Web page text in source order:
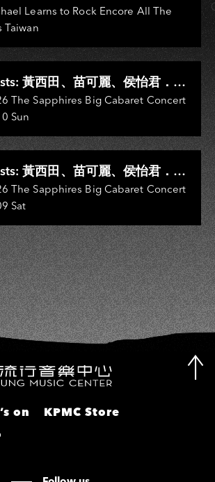
Learns to Rock Encore All The
Taiwan
黃西田、苗可麗、侯怡君．
葉啟田、鳥來嬤-吳
王彩樺、王瑞霞、吳淑敏、施文
邵大倫、曹雅雯、陳孟賢、黃露
The Sapphires Big Cabaret Concert
Sun
黃西田、苗可麗、侯怡君．
葉啟田、鳥來嬤-吳
張秀卿、王彩樺、吳淑敏、施文
邵大倫、曹雅雯、陳孟賢、黃露
The Sapphires Big Cabaret Concert
Sat
on
KPMC Store